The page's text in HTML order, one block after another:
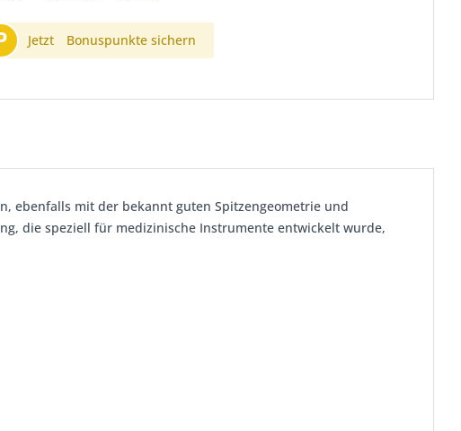
Jetzt Bonuspunkte sichern
ebenfalls mit der bekannt guten Spitzengeometrie und
die speziell für medizinische Instrumente entwickelt wurde,